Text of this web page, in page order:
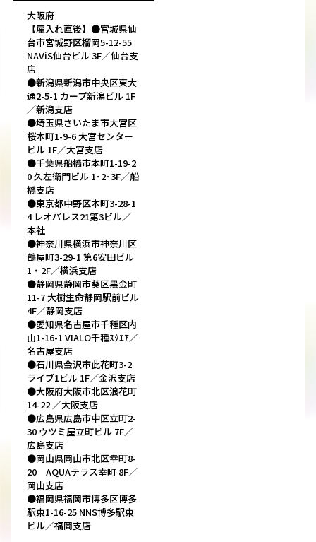
大阪府
【雇入れ直後】●宮城県仙
台市宮城野区榴岡5-12-55
NAViS仙台ビル 3F／仙台支
店
●新潟県新潟市中央区東大
通2-5-1 カープ新潟ビル 1F
／新潟支店
●埼玉県さいたま市大宮区
桜木町1-9-6 大宮センター
ビル 1F／大宮支店
●千葉県船橋市本町1-19-2
0 久左衛門ビル 1･2･3F／船
橋支店
●東京都中野区本町3-28-1
4 レオパレス21第3ビル／
本社
●神奈川県横浜市神奈川区
鶴屋町3-29-1 第6安田ビル
1・2F／横浜支店
●静岡県静岡市葵区黒金町
11-7 大樹生命静岡駅前ビル
4F／静岡支店
●愛知県名古屋市千種区内
山1-16-1 VIALO千種ｽｸｴｱ／
名古屋支店
●石川県金沢市此花町3-2
ライブ1ビル 1F／金沢支店
●大阪府大阪市北区浪花町
14-22 ／大阪支店
●広島県広島市中区立町2-
30 ウツミ屋立町ビル 7F／
広島支店
●岡山県岡山市北区幸町8-
20 AQUAテラス幸町 8F／
岡山支店
●福岡県福岡市博多区博多
駅東1-16-25 NNS博多駅東
ビル／福岡支店